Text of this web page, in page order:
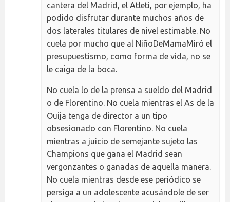
cantera del Madrid, el Atleti, por ejemplo, ha
podido disfrutar durante muchos años de
dos laterales titulares de nivel estimable. No
cuela por mucho que al NiñoDeMamaMiró el
presupuestismo, como forma de vida, no se
le caiga de la boca.
No cuela lo de la prensa a sueldo del Madrid
o de Florentino. No cuela mientras el As de la
Ouija tenga de director a un tipo
obsesionado con Florentino. No cuela
mientras a juicio de semejante sujeto las
Champions que gana el Madrid sean
vergonzantes o ganadas de aquella manera.
No cuela mientras desde ese periódico se
persiga a un adolescente acusándole de ser